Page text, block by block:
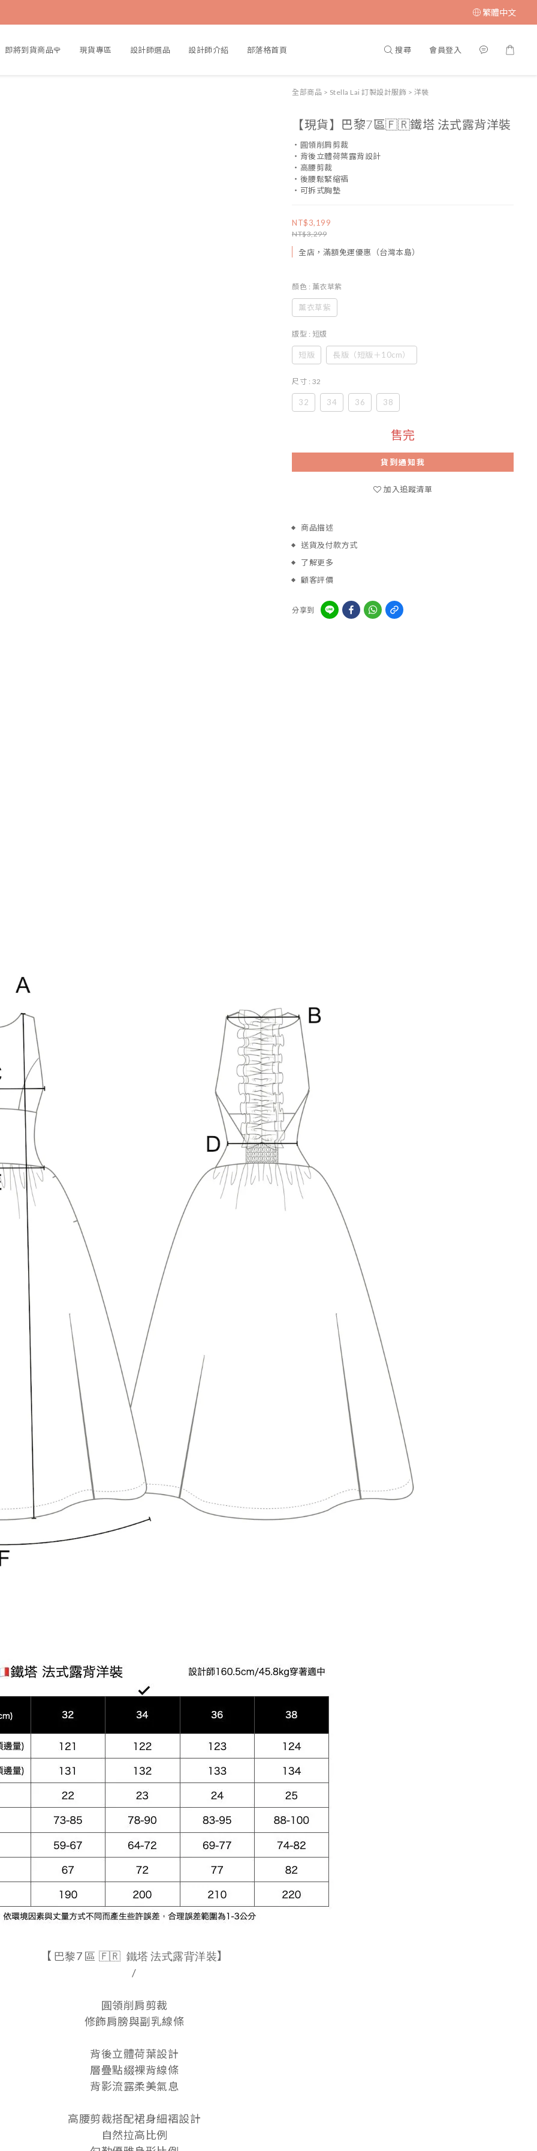
繁體中文
即將到貨商品🌹 現貨專區 設計師選品 設計師介紹 部落格首頁 搜尋 會員登入
全部商品 > Stella Lai 訂製設計服飾 > 洋裝
【現貨】巴黎7區🇫🇷鐵塔 法式露背洋裝
・圓領削肩剪裁
・背後立體荷葉露背設計
・高腰剪裁
・後腰鬆緊縮褶
・可拆式胸墊
NT$3,199
NT$3,299
全店，滿額免運優惠（台灣本島）
顏色 : 薰衣草紫
薰衣草紫
版型 : 短版
短版 長版（短版＋10cm）
尺寸 : 32
32 34 36 38
售完
貨到通知我
加入追蹤清單
商品描述
送貨及付款方式
了解更多
顧客評價
分享到
【 巴黎7 區 🇫🇷 鐵塔 法式露背洋裝】
/
圓領削肩剪裁
修飾肩膀與副乳線條
背後立體荷葉設計
層疊點綴裸背線條
背影流露柔美氣息
高腰剪裁搭配裙身細褶設計
自然拉高比例